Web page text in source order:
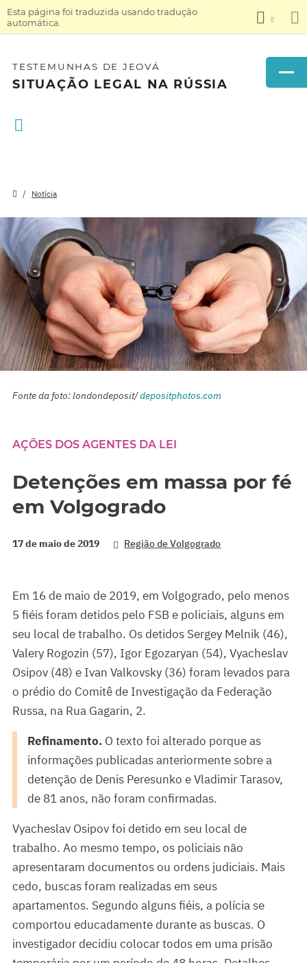
Esta página foi traduzida usando tradução
automática.
TESTEMUNHAS DE JEOVÁ
SITUAÇÃO LEGAL NA RÚSSIA
Notícia
Fonte da foto: londondeposit/depositphotos.com
AÇÕES DOS AGENTES DA LEI
Detenções em massa por fé
em Volgogrado
17 de maio de 2019 Região de Volgogrado
Em 16 de maio de 2019, em Volgogrado, pelo menos
5 fiéis foram detidos pelo FSB e policiais, alguns em
seu local de trabalho. Os detidos Sergey Melnik (46),
Valery Rogozin (57), Igor Egozaryan (54), Vyacheslav
Osipov (48) e Ivan Valkovsky (36) foram levados para
o prédio do Comitê de Investigação da Federação
Russa, na Rua Gagarin, 2.
Refinamento. O texto foi alterado porque as
informações publicadas anteriormente sobre a
detenção de Denis Peresunko e Vladimir Tarasov,
de 81 anos, não foram confirmadas.
Vyacheslav Osipov foi detido em seu local de
trabalho. Ao mesmo tempo, os policiais não
apresentaram documentos ou ordens judiciais. Mais
cedo, buscas foram realizadas em seus
apartamentos. Segundo alguns fiéis, a polícia se
comportou educadamente durante as buscas. O
investigador decidiu colocar todos em uma prisão